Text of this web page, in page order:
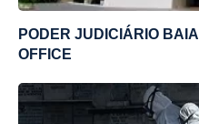
PODER JUDICIÁRIO
OFFICE